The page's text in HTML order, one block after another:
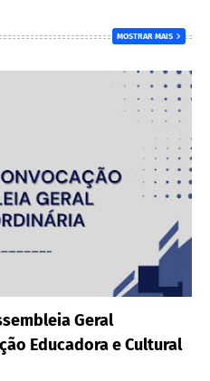
MOSTRAR MAIS
Geral
Educadora e Cultural